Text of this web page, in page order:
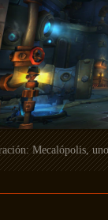
Mecalópolis,